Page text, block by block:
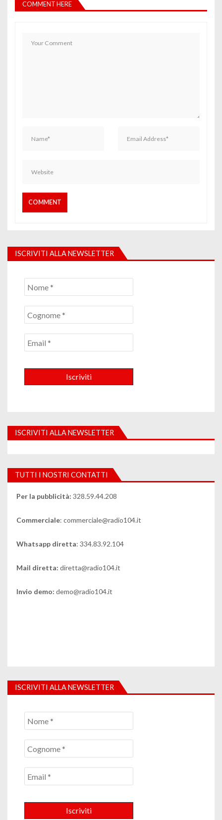
COMMENT HERE
ISCRIVITI ALLA NEWSLETTER
ISCRIVITI ALLA NEWSLETTER
TUTTI I NOSTRI CONTATTI
Per la pubblicità: 328.59.44.208
Commerciale: commerciale@radio104.it
Whatsapp diretta: 334.83.92.104
Mail diretta: diretta@radio104.it
Invio demo: demo@radio104.it
ISCRIVITI ALLA NEWSLETTER